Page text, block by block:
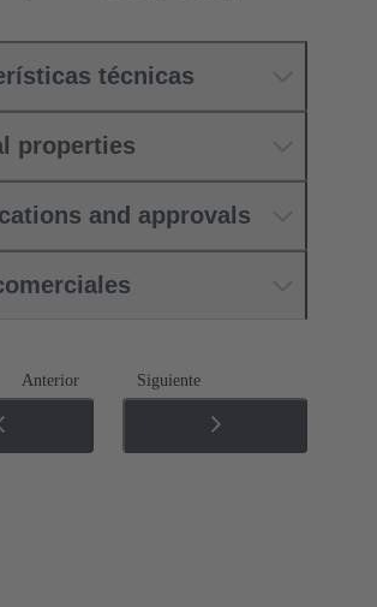
técnicas
properties
and approvals
Anterior Siguiente